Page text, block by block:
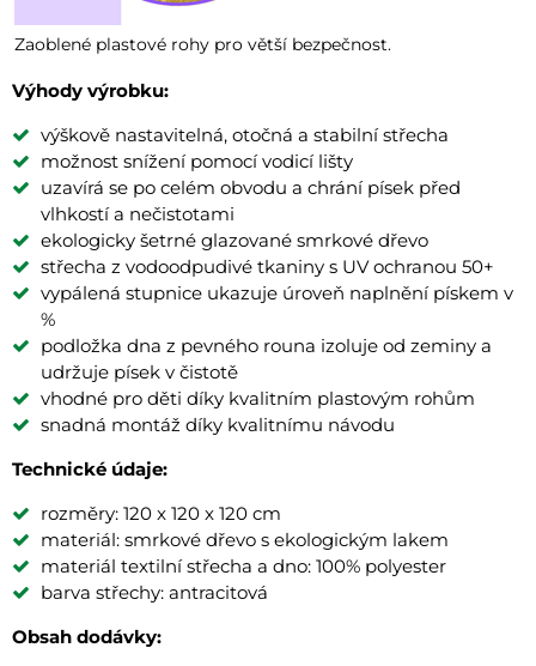
Zaoblené plastové rohy pro větší bezpečnost.
Výhody výrobku:
výškově nastavitelná, otočná a stabilní střecha
možnost snížení pomocí vodicí lišty
uzavírá se po celém obvodu a chrání písek před
vlhkostí a nečistotami
ekologicky šetrné glazované smrkové dřevo
střecha z vodoodpudivé tkaniny s UV ochranou 50+
vypálená stupnice ukazuje úroveň naplnění pískem v
%
podložka dna z pevného rouna izoluje od zeminy a
udržuje písek v čistotě
vhodné pro děti díky kvalitním plastovým rohům
snadná montáž díky kvalitnímu návodu
Technické údaje:
rozměry: 120 x 120 x 120 cm
materiál: smrkové dřevo s ekologickým lakem
materiál textilní střecha a dno: 100% polyester
barva střechy: antracitová
Obsah dodávky: